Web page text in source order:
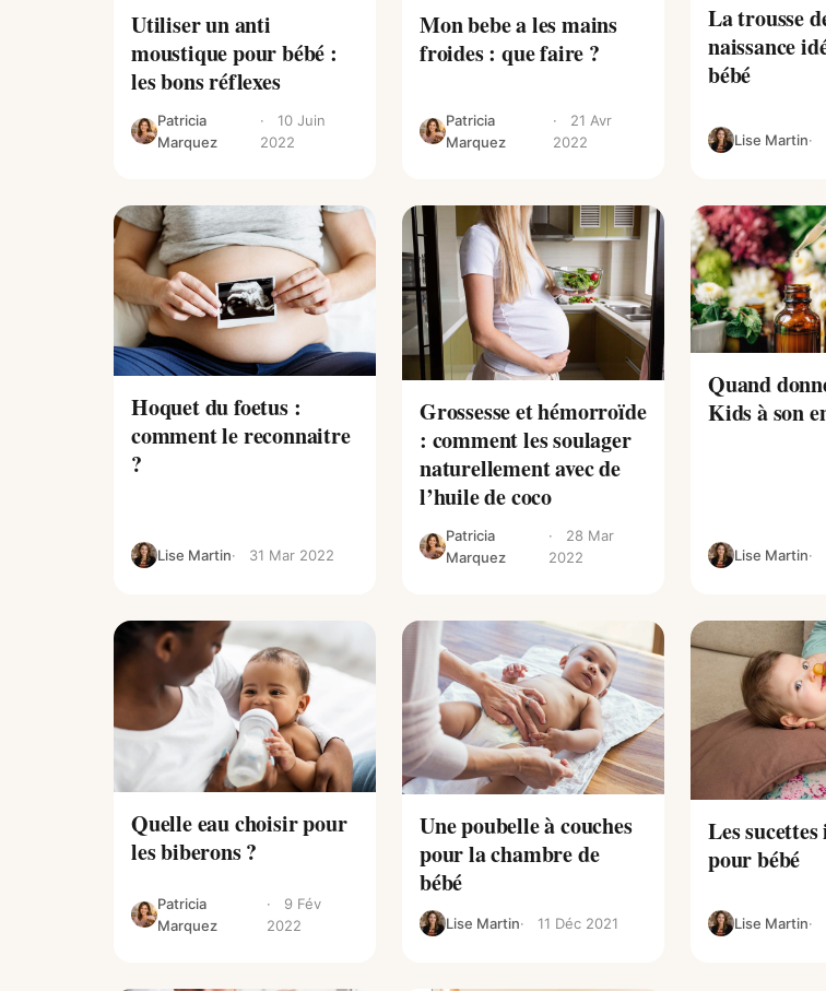
Utiliser un anti
moustique pour bébé :
les bons réflexes
Patricia
Marquez
10 Juin
2022
Mon bebe a les mains
froides : que faire ?
Patricia
Marquez
21 Avr
2022
La trousse
naissance
bébé
Lise Martin
Hoquet du foetus :
comment le reconnaitre
?
Lise Martin 31 Mar 2022
Grossesse et hémorroïde
: comment les soulager
naturellement avec de
l’huile de coco
Patricia
Marquez
28 Mar
2022
Quand
Kids à son
Lise Martin
Quelle eau choisir pour
les biberons ?
Patricia
Marquez
9 Fév
2022
Une poubelle à couches
pour la chambre de
bébé
Lise Martin 11 Déc 2021
Les sucettes
pour bébé
Lise Martin